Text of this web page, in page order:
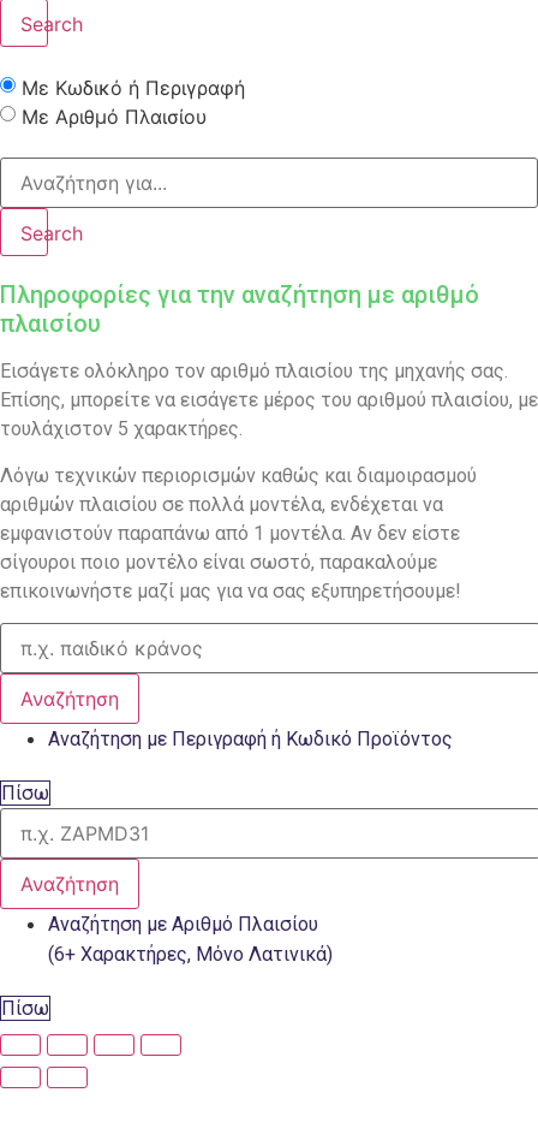
Search
Με Κωδικό ή Περιγραφή
Με Αριθμό Πλαισίου
Search
Πληροφορίες για την αναζήτηση με αριθμό
πλαισίου
Εισάγετε ολόκληρο τον αριθμό πλαισίου της μηχανής σας.
Επίσης, μπορείτε να εισάγετε μέρος του αριθμού πλαισίου, με
τουλάχιστον 5 χαρακτήρες.
Λόγω τεχνικών περιορισμών καθώς και διαμοιρασμού
αριθμών πλαισίου σε πολλά μοντέλα, ενδέχεται να
εμφανιστούν παραπάνω από 1 μοντέλα. Αν δεν είστε
σίγουροι ποιο μοντέλο είναι σωστό, παρακαλούμε
επικοινωνήστε μαζί μας για να σας εξυπηρετήσουμε!
Αναζήτηση
Αναζήτηση με Περιγραφή ή Κωδικό Προϊόντος
Πίσω
Αναζήτηση
Αναζήτηση με Αριθμό Πλαισίου
(6+ Χαρακτήρες, Μόνο Λατινικά)
Πίσω